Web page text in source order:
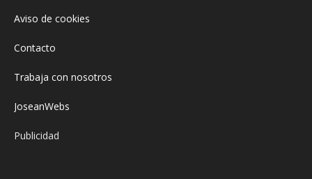
Aviso de cookies
Contacto
Trabaja con nosotros
JoseanWebs
Publicidad